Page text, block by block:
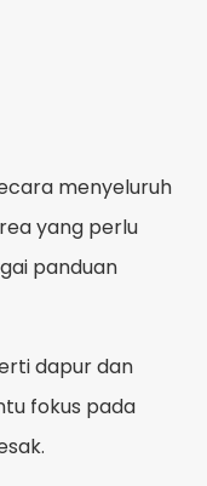
menyeluruh
yang perlu
panduan
dapur dan
fokus pada